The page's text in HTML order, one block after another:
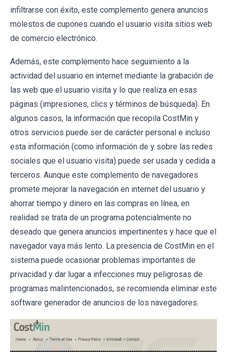
infiltrarse con éxito, este complemento genera anuncios
molestos de cupones cuando el usuario visita sitios web
de comercio electrónico.
Además, este complemento hace seguimiento a la
actividad del usuario en internet mediante la grabación de
las web que el usuario visita y lo que realiza en esas
páginas (impresiones, clics y términos de búsqueda). En
algunos casos, la información que recopila CostMin y
otros servicios puede ser de carácter personal e incluso
esta información (como información de y sobre las redes
sociales que el usuario visita) puede ser usada y cedida a
terceros. Aunque este complemento de navegadores
promete mejorar la navegación en internet del usuario y
ahorrar tiempo y dinero en las compras en línea, en
realidad se trata de un programa potencialmente no
deseado que genera anuncios impertinentes y hace que el
navegador vaya más lento. La presencia de CostMin en el
sistema puede ocasionar problemas importantes de
privacidad y dar lugar a infecciones muy peligrosas de
programas malintencionados, se recomienda eliminar este
software generador de anuncios de los navegadores.